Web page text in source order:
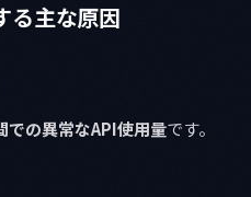
る主な原因
での異常なAPI使用量です。